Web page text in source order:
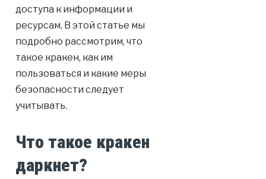
доступа к информации и
ресурсам. В этой статье мы
подробно рассмотрим, что
такое кракен, как им
пользоваться и какие меры
безопасности следует
учитывать.
Что такое кракен
даркнет?